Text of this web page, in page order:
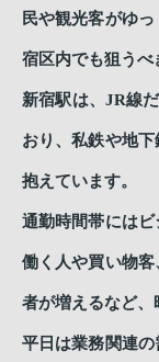
民や観光客がゆ
宿区内でも狙うべ
新宿駅は、JR線
おり、私鉄や地
抱えています。
通勤時間帯には
働く人や買い物
者が増えるなど、
平日は業務関連